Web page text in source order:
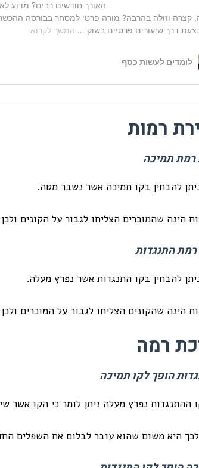
רמות
רמת תמיכה
להבחין בקו תמיכה אשר נשבר מטה.
הינה שהמוכרים הצליחו לגבור על הקונים
התנגדות
להבחין בקו התנגדות אשר נפרץ מעלה.
הינה שהקונים הצליחו לגבור על המוכרים
רמה
הופך לקו תמיכה
ההתנגדות נפרץ מעלה ניתן לומר כי הקו אשר
היא משום שהוא עובר לבלום את השפלים